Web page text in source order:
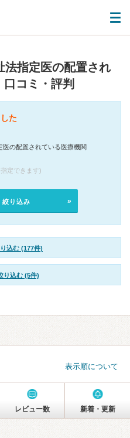
法指定医の配置され
口コミ・評判
た
医の配置されている医療機関
定できます)
絞り込み
込む (177件)
り込む (5件)
表示順について
レビュー数 新着・更新